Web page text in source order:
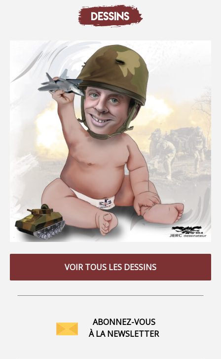
DESSINS
VOIR TOUS LES DESSINS
ABONNEZ-VOUS
À LA NEWSLETTER